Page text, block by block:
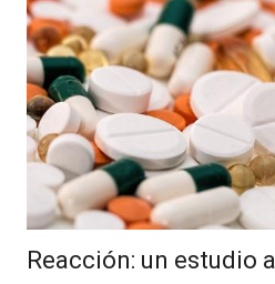
Reacción: un estudio